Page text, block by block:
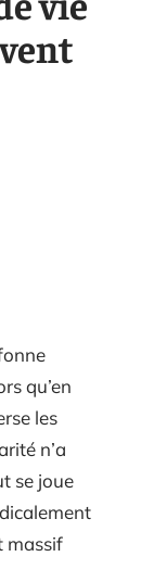
qu’en
les
n’a
se joue
massif